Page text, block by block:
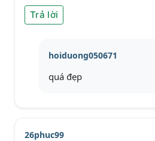
Trả lời
hoiduong050671
quá đẹp
26phuc99